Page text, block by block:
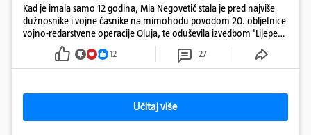
Kad je imala samo 12 godina, Mia Negovetić stala je pred najviše
dužnosnike i vojne časnike na mimohodu povodom 20. obljetnice
vojno-redarstvene operacije Oluja, te oduševila izvedbom 'Lijepe
12 27
Učitaj više